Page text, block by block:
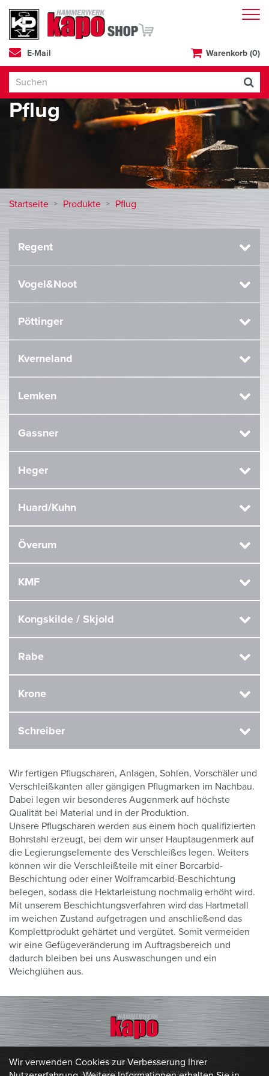
E-Mail Warenkorb (0)
Pflug
Startseite Produkte Pflug
Regent
Vogel&Noot
Pöttinger
Kverneland
Lemken
Gassner
Heger
Huard/Kuhn
Överum
KMF
Kongskilde / Skjold
Rabe
Krone
Schreiber
Wir fertigen Pflugscharen, Anlagen, Sohlen, Vorschäler und
Verschleißkanten aller gängigen Pflugmarken im Nachbau.
Dabei legen wir besonderes Augenmerk auf höchste
Qualität bei Material und in der Produktion.
Unsere Pflugscharen werden aus einem hoch qualifizierten
Bohrstahl erzeugt, bei dem wir unser Hauptaugenmerk auf
die Legierungselemente des Verschleißes legen. Weiters
können wir die Verschleißteile mit einer Borcarbid-
Beschichtung oder einer Wolframcarbid-Beschichtung
belegen, sodass die Hektarleistung nochmalig erhöht wird.
Mit unserem Beschichtungsverfahren wird das Hartmetall
im weichen Zustand aufgetragen und anschließend das
Komplettprodukt gehärtet und vergütet. Somit vermeiden
wir eine Gefügeveränderung im Auftragsbereich und
dadurch bleiben bei uns Auswaschungen und ein
Weichglühen aus.
© Hammerwerk kapo
office@hammerwerk-kapo.at
Wir verwenden Cookies zur Verbesserung Ihrer